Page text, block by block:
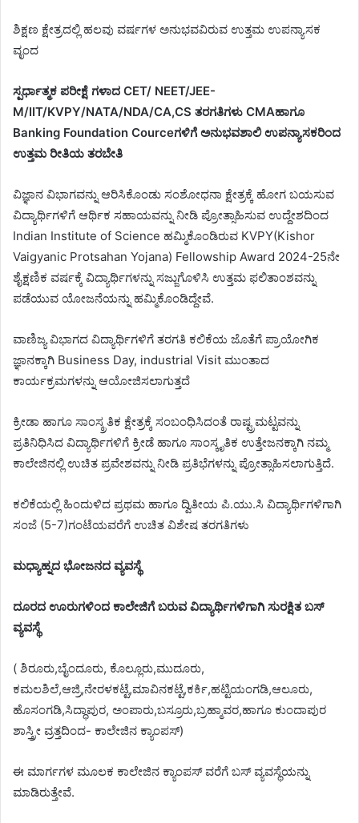
ಶಿಕ್ಷಣ ಕ್ಷೇತ್ರದಲ್ಲಿ ಹಲವು ವರ್ಷಗಳ ಅನುಭವವಿರುವ‌ ಉತ್ತಮ ಉಪನ್ಯಾಸಕ
ವೃಂದ
ಸ್ಪರ್ಧಾತ್ಮಕ ಪರೀಕ್ಷೆ ಗಳಾದ CET/ NEET/JEE-
M/IIT/KVPY/NATA/NDA/CA,CS ತರಗತಿಗಳು CMAಹಾಗೂ
Banking Foundation Courceಗಳಿಗೆ ಅನುಭವಶಾಲಿ ಉಪನ್ಯಾಸಕರಿಂದ
ಉತ್ತಮ ರೀತಿಯ ತರಬೇತಿ
ವಿಜ್ಞಾನ ವಿಭಾಗವನ್ನು ಆರಿಸಿಕೊಂಡು ಸಂಶೋಧನಾ ಕ್ಷೇತ್ರಕ್ಕೆ ಹೋಗ ಬಯಸುವ
ವಿದ್ಯಾರ್ಥಿಗಳಿಗೆ ಆರ್ಥಿಕ ಸಹಾಯವನ್ನು ನೀಡಿ ಪ್ರೋತ್ಸಾಹಿಸುವ ಉದ್ದೇಶದಿಂದ
Indian Institute of Science ಹಮ್ಮಿಕೊಂಡಿರುವ KVPY(Kishor
Vaigyanic Protsahan Yojana) Fellowship Award 2024-25ನೇ
ಶೈಕ್ಷಣಿಕ ವರ್ಷಕ್ಕೆ ವಿದ್ಯಾರ್ಥಿಗಳನ್ನು ಸಜ್ಜುಗೊಳಿಸಿ ಉತ್ತಮ ಫಲಿತಾಂಶವನ್ನು
ಪಡೆಯುವ ಯೋಜನೆಯನ್ನು ಹಮ್ಮಿಕೊಂಡಿದ್ದೇವೆ.
ವಾಣಿಜ್ಯ ವಿಭಾಗದ ವಿದ್ಯಾರ್ಥಿಗಳಿಗೆ ತರಗತಿ ಕಲಿಕೆಯ ಜೊತೆಗೆ ಪ್ರಾಯೋಗಿಕ
ಜ್ಞಾನಕ್ಕಾಗಿ Business Day, industrial Visit ಮುಂತಾದ
ಕಾರ್ಯಕ್ರಮಗಳನ್ನು ಆಯೋಜಿಸಲಾಗುತ್ತದೆ
ಕ್ರೀಡಾ ಹಾಗೂ ಸಾಂಸ್ಕ್ರತಿಕ ಕ್ಷೇತ್ರಕ್ಕೆ ಸಂಬಂಧಿಸಿದಂತೆ ರಾಷ್ಟ್ರಮಟ್ಟವನ್ನು
ಪ್ರತಿನಿಧಿಸಿದ ವಿದ್ಯಾರ್ಥಿಗಳಿಗೆ ಕ್ರೀಡೆ ಹಾಗೂ ಸಾಂಸ್ಕೃತಿಕ ಉತ್ತೇಜನಕ್ಕಾಗಿ ನಮ್ಮ
ಕಾಲೇಜಿನಲ್ಲಿ ಉಚಿತ ಪ್ರವೇಶವನ್ನು ನೀಡಿ ಪ್ರತಿಭೆಗಳನ್ನು ಪ್ರೋತ್ಸಾಹಿಸಲಾಗುತ್ತಿದೆ.
ಕಲಿಕೆಯಲ್ಲಿ ಹಿಂದುಳಿದ ಪ್ರಥಮ ಹಾಗೂ ದ್ವಿತೀಯ ಪಿ.ಯು.ಸಿ ವಿದ್ಯಾರ್ಥಿಗಳಿಗಾಗಿ
ಸಂಜೆ (5-7)ಗಂಟೆಯವರೆಗೆ ಉಚಿತ ವಿಶೇಷ ತರಗತಿಗಳು
ಮಧ್ಯಾಹ್ನದ ಭೋಜನದ ವ್ಯವಸ್ಥೆ
ದೂರದ ಊರುಗಳಿಂದ ಕಾಲೇಜಿಗೆ ಬರುವ ವಿದ್ಯಾರ್ಥಿಗಳಿಗಾಗಿ ಸುರಕ್ಷಿತ ಬಸ್
ವ್ಯವಸ್ಥೆ
( ಶಿರೂರು,ಬೈಂದೂರು, ಕೊಲ್ಲೂರು,ಮುದೂರು,
ಕಮಲಶಿಲೆ,ಆಜ್ರಿ,ನೇರಳಕಟ್ಟೆ,ಮಾವಿನಕಟ್ಟೆ,ಕರ್ಕಿ,ಹಟ್ಟಿಯಂಗಡಿ,ಆಲೂರು,
ಹೊಸಂಗಡಿ,ಸಿದ್ಧಾಪುರ, ಅಂಪಾರು,ಬಸ್ರೂರು,ಬ್ರಹ್ಮಾವರ,ಹಾಗೂ ಕುಂದಾಪುರ
ಶಾಸ್ತ್ರೀ ವ್ರತ್ತದಿಂದ- ಕಾಲೇಜಿನ ಕ್ಯಾಂಪಸ್)
ಈ ಮಾರ್ಗಗಳ ಮೂಲಕ ಕಾಲೇಜಿನ ಕ್ಯಾಂಪಸ್ ವರೆಗೆ ಬಸ್ ವ್ಯವಸ್ಥೆಯನ್ನು
ಮಾಡಿರುತ್ತೇವೆ.